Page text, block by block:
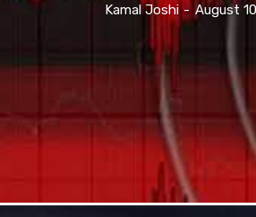
Kamal Joshi - August